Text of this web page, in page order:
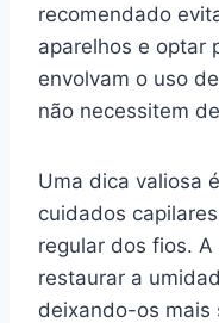
recomendado
aparelhos e optar
envolvam o uso
não necessitem
Uma dica valiosa
cuidados
regular dos fios.
restaurar a
deixando-os mais